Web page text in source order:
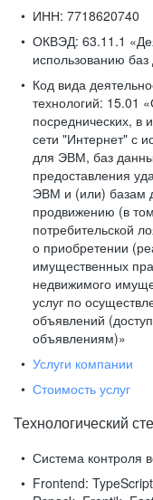
ИНН: 7718620740
ОКВЭД: 63.11.1
использованию
Код вида
технологий: 15.01
посреднических,
сети "Интернет" с
для ЭВМ, баз
предоставления
ЭВМ и (или) базам
продвижению (в
потребительской
о приобретении
имущественных
недвижимого
услуг по
объявлений
объявлениям)»
Услуги компании
Стоимость услуг
Технологический
Система контроля
Frontend: